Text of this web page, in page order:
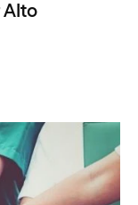
Alto